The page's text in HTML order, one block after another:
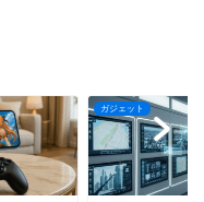
ガジェット